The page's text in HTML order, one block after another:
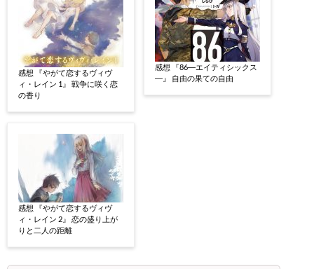
感想 『やがて恋するヴィヴ
ィ・レイン 1』 戦争に咲く恋
の香り
感想 『やがて恋するヴィヴ
ィ・レイン 2』 恋の盛り上が
りと二人の距離
感想 『86―エイティシックス
―』 自由の果ての自由